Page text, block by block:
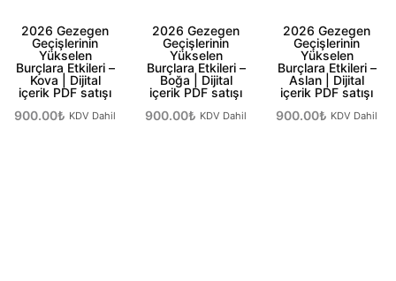
2026 Gezegen
Geçişlerinin
Yükselen
Burçlara Etkileri –
Kova | Dijital
içerik PDF satışı
900.00₺ KDV Dahil
2026 Gezegen
Geçişlerinin
Yükselen
Burçlara Etkileri –
Boğa | Dijital
içerik PDF satışı
900.00₺ KDV Dahil
2026 Gezegen
Geçişlerinin
Yükselen
Burçlara Etkileri –
Aslan | Dijital
içerik PDF satışı
900.00₺ KDV Dahil